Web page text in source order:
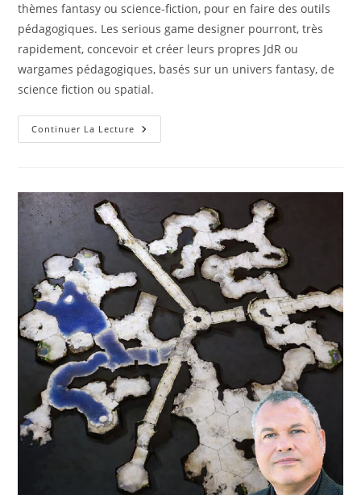
thèmes fantasy ou science-fiction, pour en faire des outils
pédagogiques. Les serious game designer pourront, très
rapidement, concevoir et créer leurs propres JdR ou
wargames pédagogiques, basés sur un univers fantasy, de
science fiction ou spatial.
Continuer La Lecture Lorescape
–
ABS
Assemblables
Pour
Construire
Des
Terrains
De
Jeu
De
Rôle
Ou
De
Wargame
Pédagogique